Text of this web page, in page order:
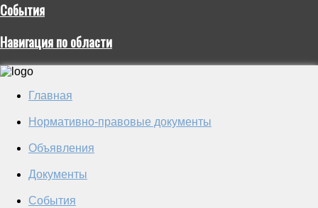
События
Навигация по области
Главная
Нормативно-правовые документы
Объявления
Документы
События